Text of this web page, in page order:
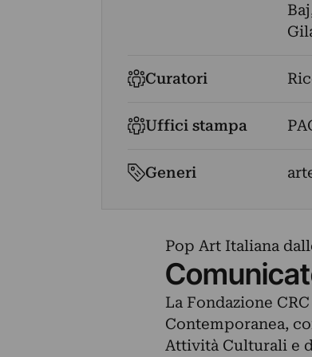
Baj
Curatori
Uffici stampa
Generi
Pop Art Italiana
La Fondazione
Contemporanea,
Attività Culturali e